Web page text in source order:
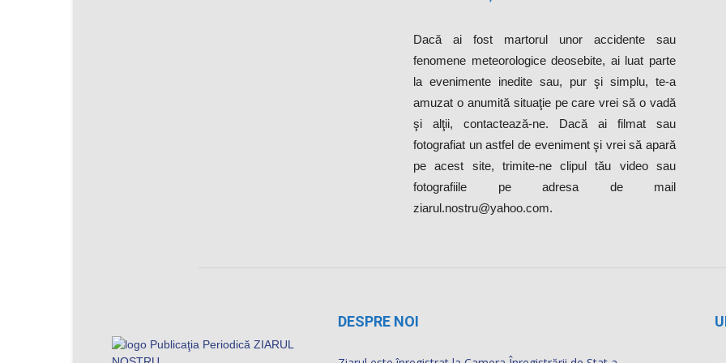
Dacă ai fost martorul unor accidente sau
fenomene meteorologice deosebite, ai luat parte
la evenimente inedite sau, pur şi simplu, te-a
amuzat o anumită situaţie pe care vrei să o vadă
şi alţii, contactează-ne. Dacă ai filmat sau
fotografiat un astfel de eveniment şi vrei să apară
pe acest site, trimite-ne clipul tău video sau
fotografiile pe adresa de mail
ziarul.nostru@yahoo.com.
DESPRE NOI